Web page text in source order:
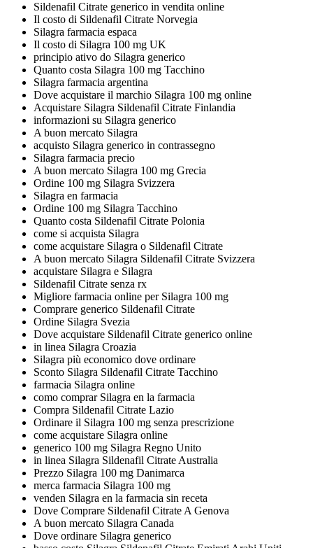
Sildenafil Citrate generico in vendita online
Il costo di Sildenafil Citrate Norvegia
Silagra farmacia espaсa
Il costo di Silagra 100 mg UK
principio ativo do Silagra generico
Quanto costa Silagra 100 mg Tacchino
Silagra farmacia argentina
Dove acquistare il marchio Silagra 100 mg online
Acquistare Silagra Sildenafil Citrate Finlandia
informazioni su Silagra generico
A buon mercato Silagra
acquisto Silagra generico in contrassegno
Silagra farmacia precio
A buon mercato Silagra 100 mg Grecia
Ordine 100 mg Silagra Svizzera
Silagra en farmacia
Ordine 100 mg Silagra Tacchino
Quanto costa Sildenafil Citrate Polonia
come si acquista Silagra
come acquistare Silagra o Sildenafil Citrate
A buon mercato Silagra Sildenafil Citrate Svizzera
acquistare Silagra e Silagra
Sildenafil Citrate senza rx
Migliore farmacia online per Silagra 100 mg
Comprare generico Sildenafil Citrate
Ordine Silagra Svezia
Dove acquistare Sildenafil Citrate generico online
in linea Silagra Croazia
Silagra più economico dove ordinare
Sconto Silagra Sildenafil Citrate Tacchino
farmacia Silagra online
como comprar Silagra en la farmacia
Compra Sildenafil Citrate Lazio
Ordinare il Silagra 100 mg senza prescrizione
come acquistare Silagra online
generico 100 mg Silagra Regno Unito
in linea Silagra Sildenafil Citrate Australia
Prezzo Silagra 100 mg Danimarca
merca farmacia Silagra 100 mg
venden Silagra en la farmacia sin receta
Dove Comprare Sildenafil Citrate A Genova
A buon mercato Silagra Canada
Dove ordinare Silagra generico